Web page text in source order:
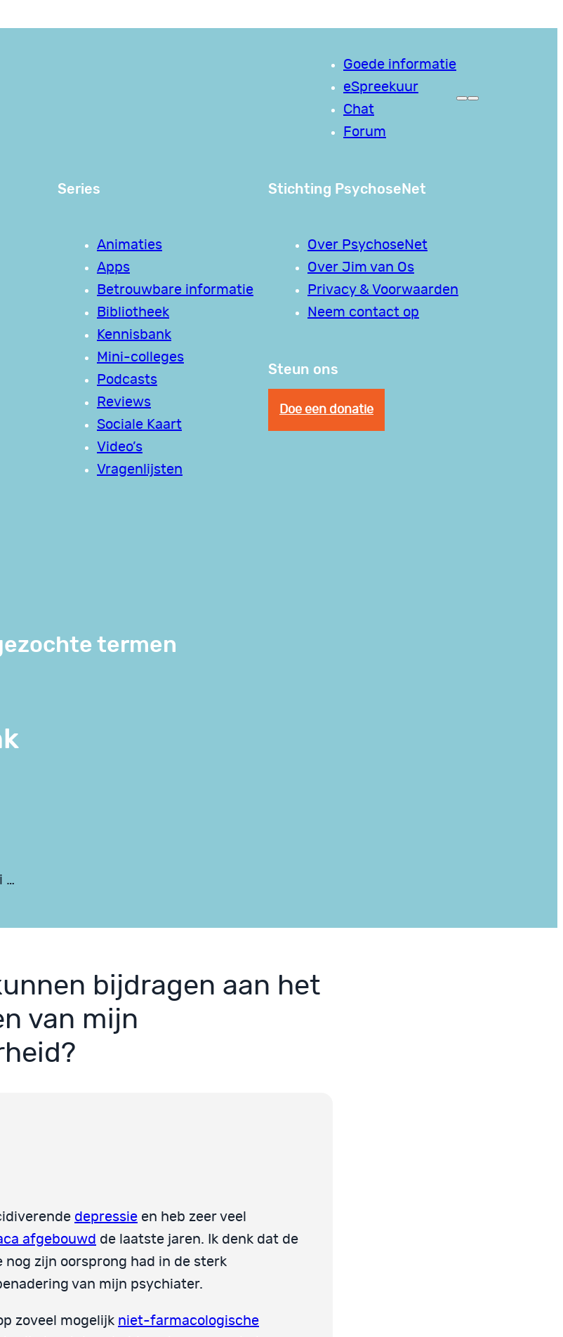
Goede informatie
eSpreekuur
Chat
Forum
Series
Animaties
Apps
Betrouwbare informatie
Bibliotheek
Kennisbank
Mini-colleges
Podcasts
Reviews
Sociale Kaart
Video’s
Vragenlijsten
Stichting PsychoseNet
Over PsychoseNet
Over Jim van Os
Privacy & Voorwaarden
Neem contact op
Steun ons
Doe een donatie
termen
…
bijdragen aan het
van mijn
depressie en heb zeer veel
afgebouwd de laatste jaren. Ik denk dat de
nog zijn oorsprong had in de sterk
van mijn psychiater.
zoveel mogelijk niet-farmacologische